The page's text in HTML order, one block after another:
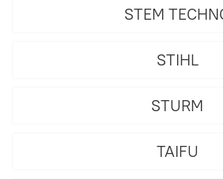
STEM
STIHL
STURM
TAIFU